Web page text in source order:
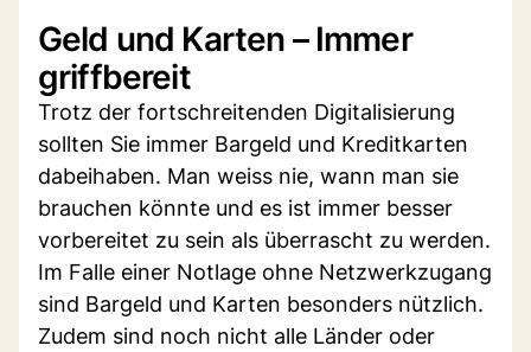
Geld und Karten – Immer
griffbereit
Trotz der fortschreitenden Digitalisierung
sollten Sie immer Bargeld und Kreditkarten
dabeihaben. Man weiss nie, wann man sie
brauchen könnte und es ist immer besser
vorbereitet zu sein als überrascht zu werden.
Im Falle einer Notlage ohne Netzwerkzugang
sind Bargeld und Karten besonders nützlich.
Zudem sind noch nicht alle Länder oder